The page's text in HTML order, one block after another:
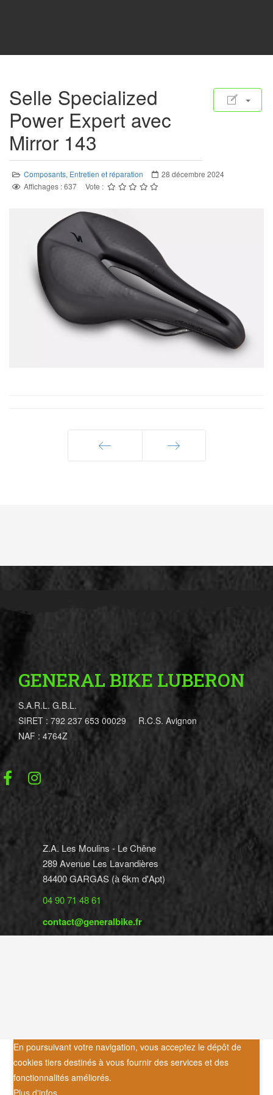
Selle Specialized
Power Expert avec
Mirror 143
Composants, Entretien et réparation
28 décembre 2024
Affichages : 637
Vote :
GENERAL BIKE LUBERON
S.A.R.L. G.B.L.
SIRET : 792 237 653 00029 R.C.S. Avignon
NAF : 4764Z
Z.A. Les Moulins - Le Chêne
289 Avenue Les Lavandières
84400 GARGAS (à 6km d'Apt)
04 90 71 48 61
contact@generalbike.fr
En poursuivant votre navigation, vous acceptez le dépôt de
cookies tiers destinés à vous fournir des services et des
fonctionnalités améliorés.